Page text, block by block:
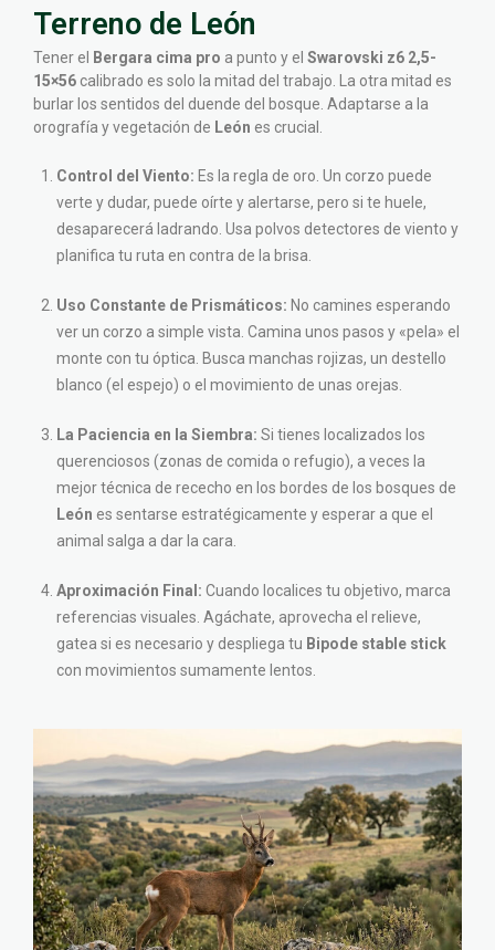
Terreno de León
Tener el Bergara cima pro a punto y el Swarovski z6 2,5-
15×56 calibrado es solo la mitad del trabajo. La otra mitad es
burlar los sentidos del duende del bosque. Adaptarse a la
orografía y vegetación de León es crucial.
Control del Viento: Es la regla de oro. Un corzo puede
verte y dudar, puede oírte y alertarse, pero si te huele,
desaparecerá ladrando. Usa polvos detectores de viento y
planifica tu ruta en contra de la brisa.
Uso Constante de Prismáticos: No camines esperando
ver un corzo a simple vista. Camina unos pasos y «pela» el
monte con tu óptica. Busca manchas rojizas, un destello
blanco (el espejo) o el movimiento de unas orejas.
La Paciencia en la Siembra: Si tienes localizados los
querenciosos (zonas de comida o refugio), a veces la
mejor técnica de rececho en los bordes de los bosques de
León es sentarse estratégicamente y esperar a que el
animal salga a dar la cara.
Aproximación Final: Cuando localices tu objetivo, marca
referencias visuales. Agáchate, aprovecha el relieve,
gatea si es necesario y despliega tu Bipode stable stick
con movimientos sumamente lentos.